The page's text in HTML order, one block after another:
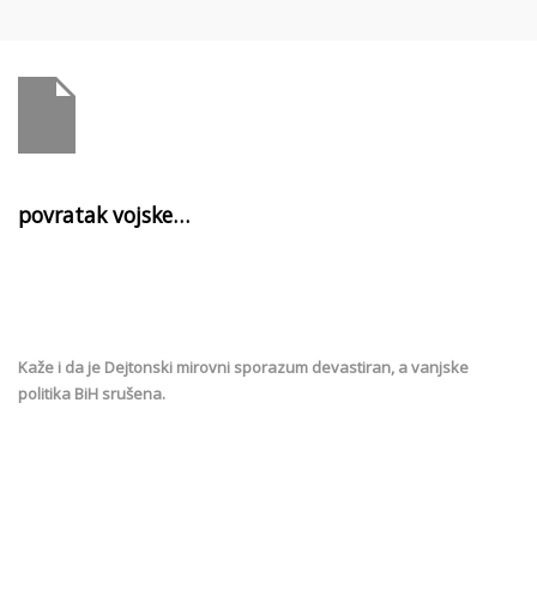
povratak vojske…
Kaže i da je Dejtonski mirovni sporazum devastiran, a vanjske
politika BiH srušena.